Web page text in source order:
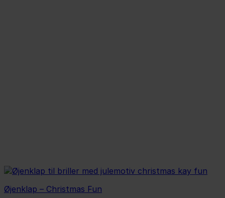
Øjenklap – Christmas Fun